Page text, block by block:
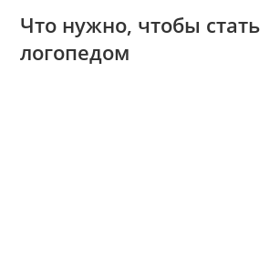
Что нужно, чтобы стать
логопедом